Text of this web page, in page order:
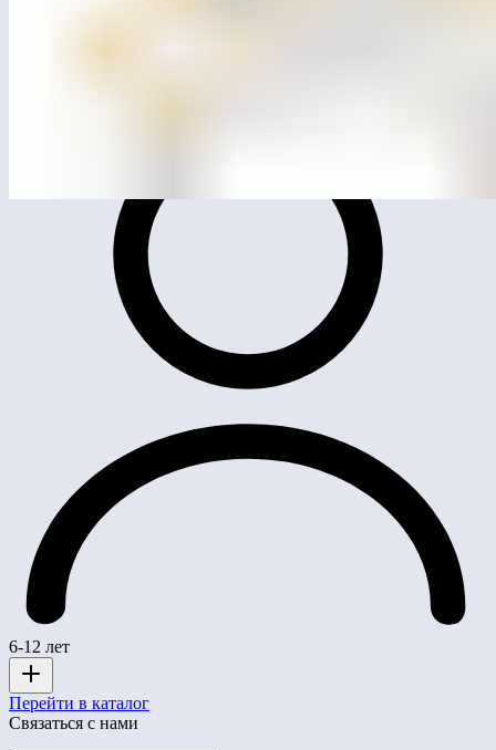
6-12 лет
Перейти в каталог
Связаться с нами